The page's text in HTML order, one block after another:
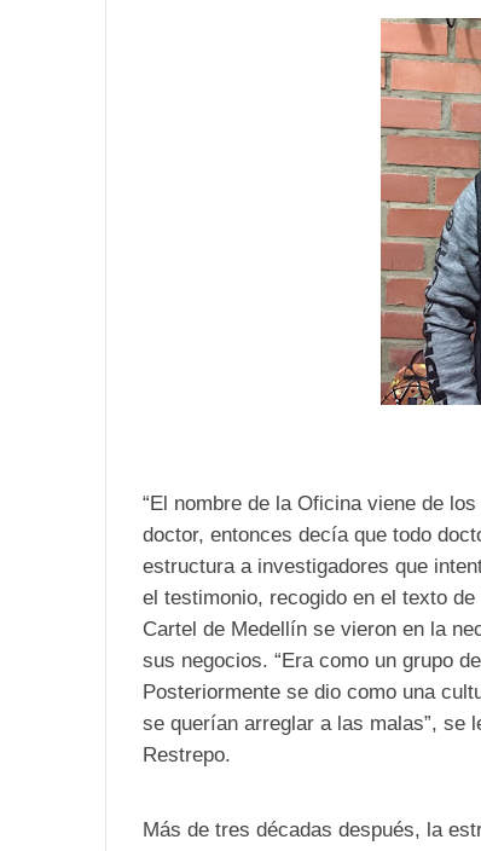
“El nombre de la Oficina viene de
doctor, entonces decía que todo
estructura a investigadores que
el testimonio, recogido en el texto
Cartel de Medellín se vieron en la
sus negocios. “Era como un grupo
Posteriormente se dio como una
se querían arreglar a las malas”, se
Restrepo.
Más de tres décadas después, la